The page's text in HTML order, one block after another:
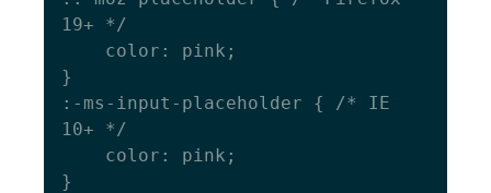
19+ */
}
:-ms-input-placeholder { /* IE
10+ */
}